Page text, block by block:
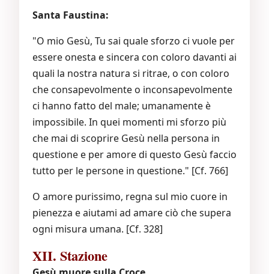
Santa Faustina:
"O mio Gesù, Tu sai quale sforzo ci vuole per
essere onesta e sincera con coloro davanti ai
quali la nostra natura si ritrae, o con coloro
che consapevolmente o inconsapevolmente
ci hanno fatto del male; umanamente è
impossibile. In quei momenti mi sforzo più
che mai di scoprire Gesù nella persona in
questione e per amore di questo Gesù faccio
tutto per le persone in questione." [Cf. 766]
O amore purissimo, regna sul mio cuore in
pienezza e aiutami ad amare ciò che supera
ogni misura umana. [Cf. 328]
XII. Stazione